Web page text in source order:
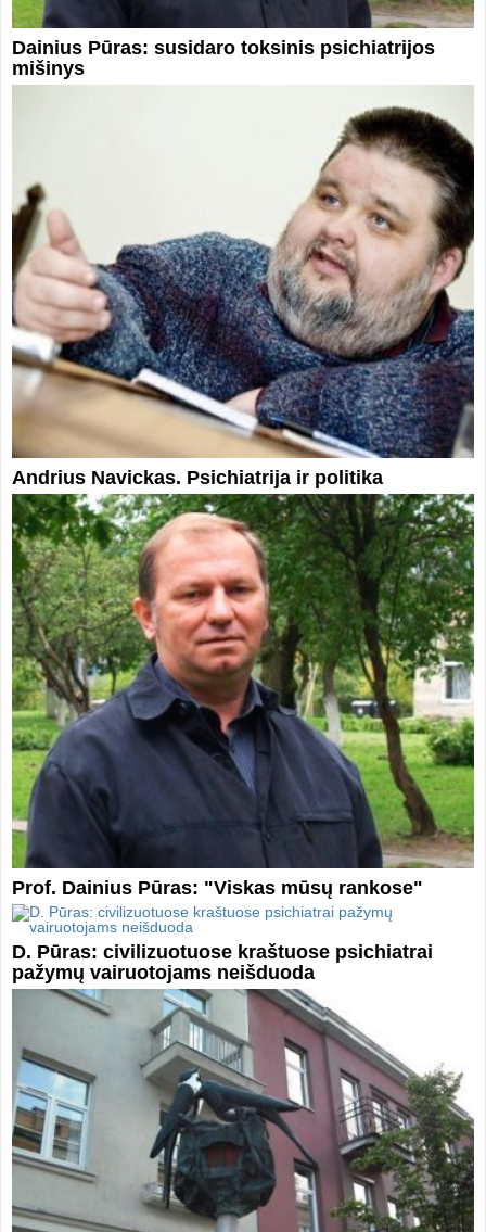
Dainius Pūras: susidaro toksinis psichiatrijos
mišinys
Andrius Navickas. Psichiatrija ir politika
Prof. Dainius Pūras: "Viskas mūsų rankose"
D. Pūras: civilizuotuose kraštuose psichiatrai
pažymų vairuotojams neišduoda